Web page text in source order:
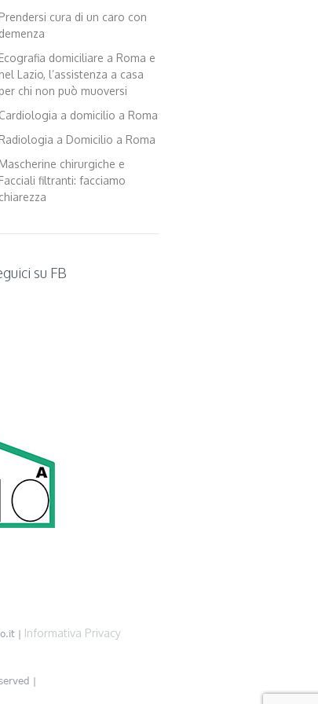
cura di un caro con
demenza
domiciliare a Roma e
Lazio, l’assistenza a casa
chi non può muoversi
Cardiologia a domicilio a Roma
a Domicilio a Roma
chirurgiche e
filtranti: facciamo
chiarezza
su FB
| Informativa Privacy
|